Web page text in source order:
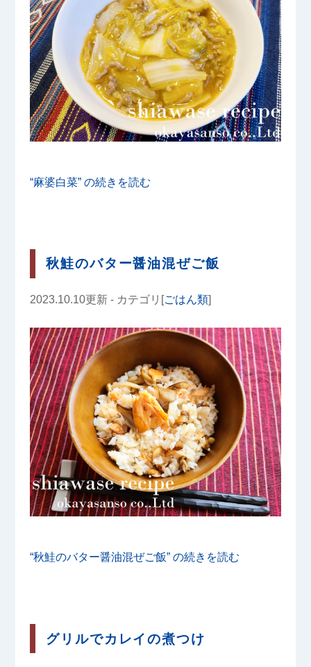
“麻婆白菜” の続きを読む
秋鮭のバター醤油混ぜご飯
2023.10.10更新 - カテゴリ[ごはん類]
“秋鮭のバター醤油混ぜご飯” の続きを読む
グリルでカレイの煮つけ